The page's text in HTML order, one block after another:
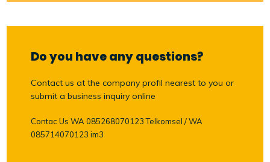
Do you have any questions?
Contact us at the company profil nearest to you or
submit a business inquiry online
Contac Us WA 085268070123 Telkomsel / WA
085714070123 im3